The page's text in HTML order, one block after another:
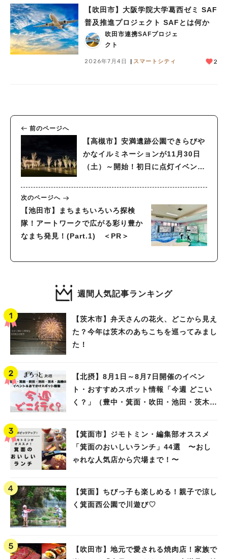
【吹田市】大阪学院大学葛西ゼミ SAF
普及推進プロジェクト SAFとは何か
吹田市連携SAFプロジェ
クト
2026年7月4日 スマートシティ 2
前のページへ
【高槻市】安満遺跡公園できらびや
かなイルミネーションが11月30日
（土）～開始！初日に点灯イベント
次のページへ
【池田市】まちまちいろいろ探検
隊！アートワークで広がる彩り豊か
なまち発見！(Part.1) ＜PR＞
週間人気記事ランキング
【茨木市】弁天さんの花火、どこから見え
た？今年は茨木のあちこちを巡ってみまし
た！
【北摂】8月1日～8月7日開催のイベン
ト・おすすめスポット情報「今週 どこい
く？」（豊中・箕面・吹田・池田・茨木・
【箕面市】ジモトミン・編集部オススメ
「箕面のおいしいランチ」44選 〜おし
ゃれな人気店から穴場まで！〜
【箕面】ちびっ子も楽しめる！親子で涼し
く箕面西公園で川遊び♡
【吹田市】地元で愛される焼肉店！家族で